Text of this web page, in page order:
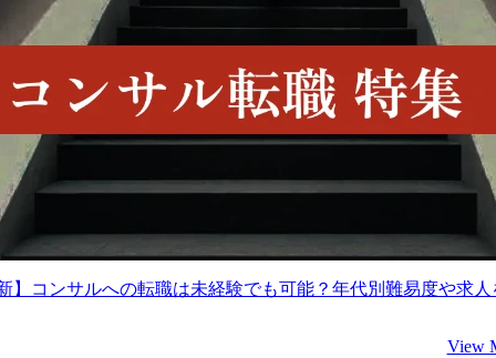
】コンサルへの転職は未経験でも可能？年代別難易度や求人
View